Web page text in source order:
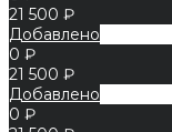
21 500 ₽
Добавлено
0 ₽
21 500 ₽
Добавлено
0 ₽